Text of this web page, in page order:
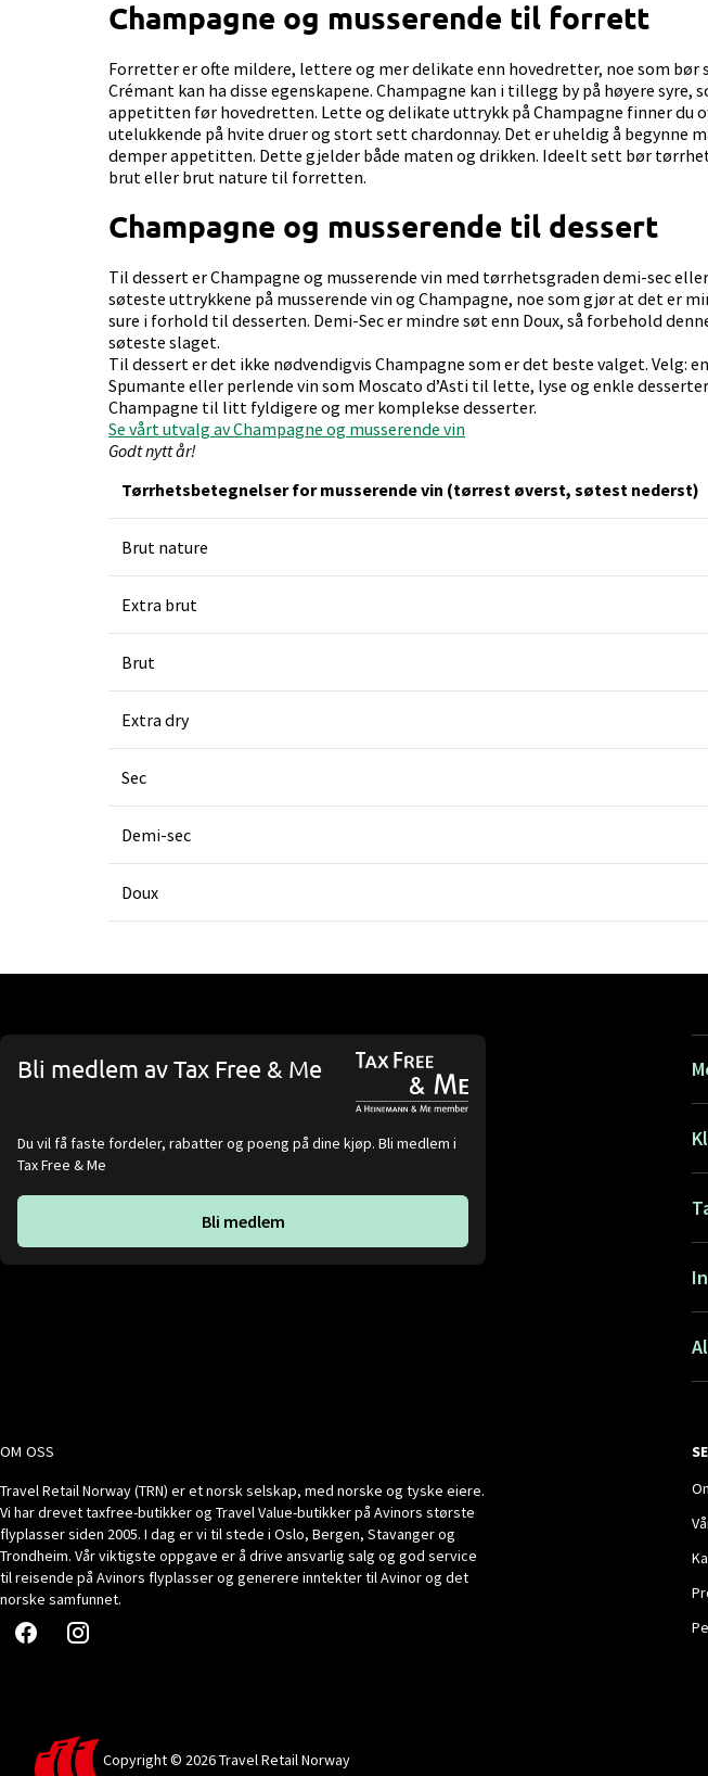
Champagne og musserende til forrett
Forretter er ofte mildere, lettere og mer delikate enn hovedretter, noe som bør
Crémant kan ha disse egenskapene. Champagne kan i tillegg by på høyere syre,
appetitten før hovedretten. Lette og delikate uttrykk på Champagne finner du
utelukkende på hvite druer og stort sett chardonnay. Det er uheldig å begynne
demper appetitten. Dette gjelder både maten og drikken. Ideelt sett bør
brut eller brut nature til forretten.
Champagne og musserende til dessert
Til dessert er Champagne og musserende vin med tørrhetsgraden demi-sec
søteste uttrykkene på musserende vin og Champagne, noe som gjør at det er
sure i forhold til desserten. Demi-Sec er mindre søt enn Doux, så forbehold
søteste slaget.
Til dessert er det ikke nødvendigvis Champagne som er det beste valget. Velg:
Spumante eller perlende vin som Moscato d’Asti til lette, lyse og enkle
Champagne til litt fyldigere og mer komplekse desserter.
Se vårt utvalg av Champagne og musserende vin
Godt nytt år!
Tørrhetsbetegnelser for musserende vin (tørrest øverst, søtest nederst)
Brut nature
Extra brut
Brut
Extra dry
Sec
Demi-sec
Doux
Bli medlem av Tax Free & Me
Du vil få faste fordeler, rabatter og poeng på dine kjøp. Bli medlem i
Tax Free & Me
Bli medlem
OM OSS
Travel Retail Norway (TRN) er et norsk selskap, med norske og tyske eiere.
Vi har drevet taxfree-butikker og Travel Value-butikker på Avinors største
flyplasser siden 2005. I dag er vi til stede i Oslo, Bergen, Stavanger og
Trondheim. Vår viktigste oppgave er å drive ansvarlig salg og god service
til reisende på Avinors flyplasser og generere inntekter til Avinor og det
norske samfunnet.
Copyright © 2026 Travel Retail Norway